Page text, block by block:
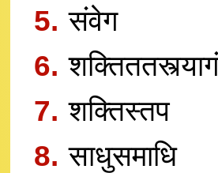
5. संवेग
6. शक्तिततस्त्यागं
7. शक्तिस्तप
8. साधुसमाधि